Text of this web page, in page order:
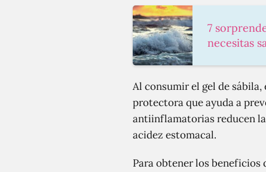
7
necesitas
Al consumir el gel de
protectora que ayuda a
antiinflamatorias reducen
acidez estomacal.
Para obtener los beneficios